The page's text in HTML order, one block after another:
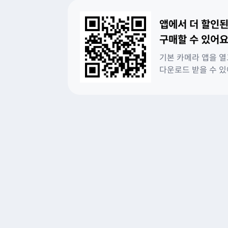
앱에서 더 할인
구매할 수 있어
기본 카메라 앱을
다운로드 받을 수